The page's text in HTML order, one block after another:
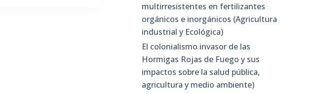
multirresistentes en fertilizantes
orgánicos e inorgánicos (Agricultura
industrial y Ecológica)
El colonialismo invasor de las
Hormigas Rojas de Fuego y sus
impactos sobre la salud pública,
agricultura y medio ambiente)